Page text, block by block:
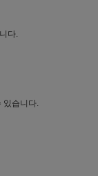
다.
있습니다.